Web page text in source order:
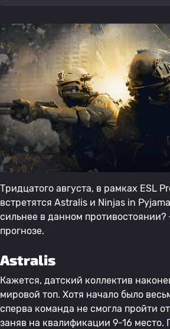
Тридцатого августа, в рамках ESL
встретятся Astralis и Ninjas in
сильнее в данном
прогнозе.
Astralis
Кажется, датский коллектив
мировой топ. Хотя начало было
сперва команда не смогла пройти
заняв на квалификации 9-16